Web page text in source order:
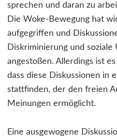
sprechen und daran zu
Die Woke-Bewegung hat
aufgegriffen und
Diskriminierung und soziale
angestoßen. Allerdings ist
dass diese Diskussionen in
stattfinden, der den freien
Meinungen ermöglicht.
Eine ausgewogene